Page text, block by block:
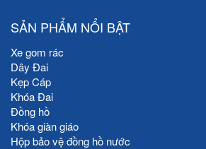
SẢN PHẨM NỔI BẬT
Xe gom rác
Dây Đai
Kẹp Cáp
Khóa Đai
Đồng hồ
Khóa giàn giáo
Hộp bảo vệ đồng hồ nước